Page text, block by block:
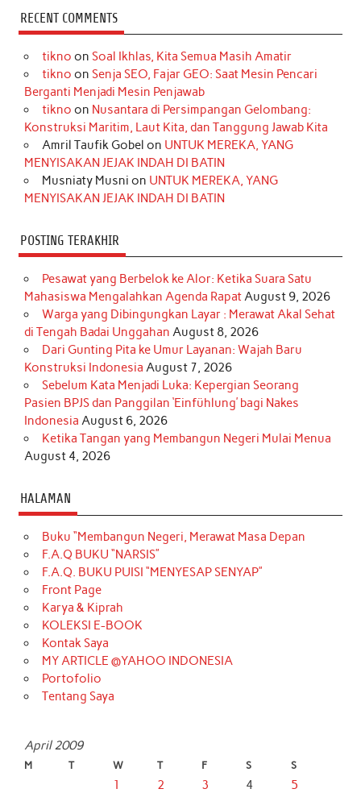
c
e
b
o
k
s
t
a
r
a
m
k
T
o
k
t
e
r
e
s
t
k
e
d
I
n
t
t
r
T
u
e
RECENT COMMENTS
tikno on Soal Ikhlas, Kita Semua Masih Amatir
tikno on Senja SEO, Fajar GEO: Saat Mesin Pencari
Berganti Menjadi Mesin Penjawab
tikno on Nusantara di Persimpangan Gelombang:
Konstruksi Maritim, Laut Kita, dan Tanggung Jawab Kita
Amril Taufik Gobel on UNTUK MEREKA, YANG
MENYISAKAN JEJAK INDAH DI BATIN
Musniaty Musni on UNTUK MEREKA, YANG
MENYISAKAN JEJAK INDAH DI BATIN
POSTING TERAKHIR
Pesawat yang Berbelok ke Alor: Ketika Suara Satu
Mahasiswa Mengalahkan Agenda RapatAugust 9, 2026
Warga yang Dibingungkan Layar : Merawat Akal Sehat
di Tengah Badai Unggahan August 8, 2026
Dari Gunting Pita ke Umur Layanan: Wajah Baru
Konstruksi Indonesia August 7, 2026
Sebelum Kata Menjadi Luka: Kepergian Seorang
Pasien BPJS dan Panggilan ‘Einfühlung’ bagi Nakes
Indonesia August 6, 2026
Ketika Tangan yang Membangun Negeri Mulai Menua
August 4, 2026
HALAMAN
Buku “Membangun Negeri, Merawat Masa Depan
F.A.Q BUKU “NARSIS”
F.A.Q. BUKU PUISI “MENYESAP SENYAP”
Front Page
Karya & Kiprah
KOLEKSI E-BOOK
Kontak Saya
MY ARTICLE @YAHOO INDONESIA
Portofolio
Tentang Saya
April 2009
M T W T F S S
1 2 3 4 5